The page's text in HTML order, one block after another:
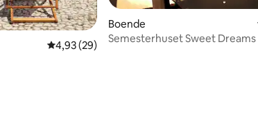
omdömen
4,93 av 5 i genomsnittligt betyg, 29
4,93 (29)
Boende
Semesterhuset Sweet Dreams